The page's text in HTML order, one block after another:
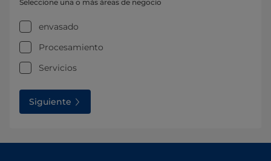
Seleccione una o más áreas de negocio
envasado
Procesamiento
Servicios
Siguiente